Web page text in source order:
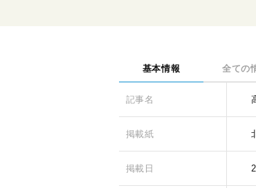
基本情報 全ての
記事名
掲載紙
掲載日